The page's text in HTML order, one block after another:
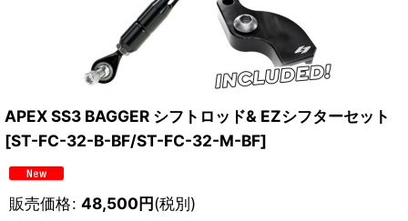
APEX SS3 BAGGER シフトロッド& EZシフターセット
[ST-FC-32-B-BF/ST-FC-32-M-BF]
販売価格: 48,500円(税別)